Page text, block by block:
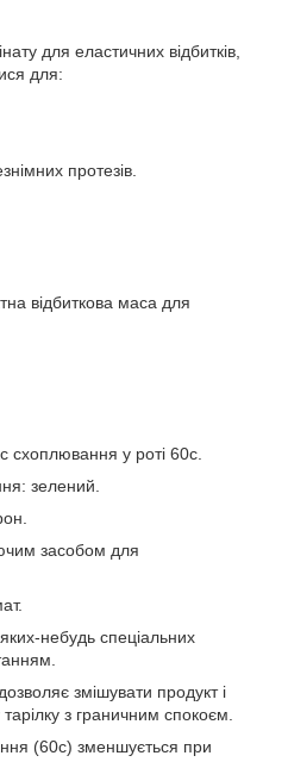
для еластичних відбитків,
для:
протезів.
відбиткова маса для
схоплювання у роті 60с.
зелений.
засобом для
небудь спеціальних
змішувати продукт і
з граничним спокоєм.
(60с) зменшується при